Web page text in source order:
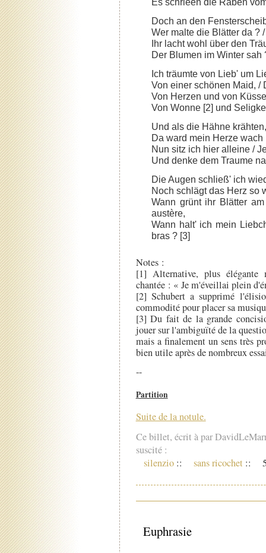
Doch an den
Wer malte die Blätter da ?
Ihr lacht wohl über den
Der Blumen im Winter sah
Ich träumte von Lieb' um
Von einer schönen Maid, /
Von Herzen und von
Von Wonne [2] und
Und als die Hähne
Da ward mein Herze
Nun sitz ich hier alleine /
Und denke dem Traume
Die Augen schließ' ich
Noch schlägt das Herz so
Wann grünt ihr Blätter
austère,
Wann halt' ich mein
bras ? [3]
Notes :
[1] Alternative, plus
chantée : « Je m'éveillai plein
[2] Schubert a supprimé
commodité pour placer sa
[3] Du fait de la grande
jouer sur l'ambiguïté de la
mais a finalement un sens très
bien utile après de nombreux
--
Partition
Suite de la notule.
Ce billet, écrit à par
suscité :
silenzio :: sans ricochet ::
Euphrasie